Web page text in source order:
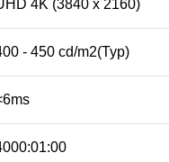
4K (3840 x 2160)
- 450 cd/m2(Typ)